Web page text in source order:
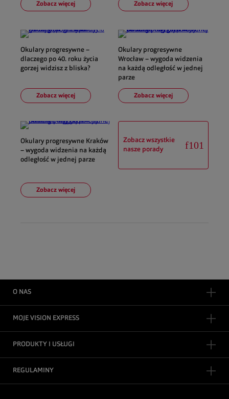
Zobacz więcej Zobacz więcej
Okulary progresywne –
dlaczego po 40. roku życia
gorzej widzisz z bliska?
Zobacz więcej
Okulary progresywne
Wrocław – wygoda widzenia
na każdą odległość w jednej
parze
Zobacz więcej
Okulary progresywne Kraków
– wygoda widzenia na każdą
odległość w jednej parze
Zobacz więcej
Zobacz wszystkie
nasze porady